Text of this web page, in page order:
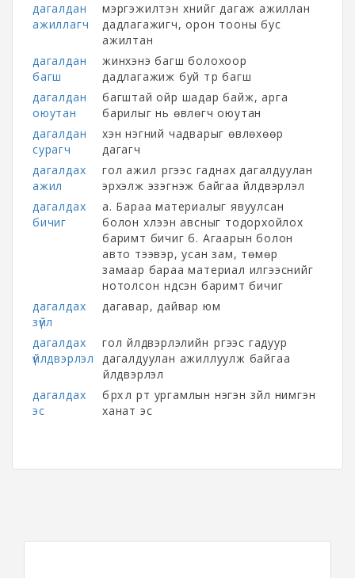
дагалдан
ажиллагч
мэргэжилтэн хүнийг дагаж ажиллан
дадлагажигч, орон тооны бус
ажилтан
дагалдан
багш
жинхэнэ багш болохоор
дадлагажиж буй түр багш
дагалдан
оюутан
багштай ойр шадар байж, арга
барилыг нь өвлөгч оюутан
дагалдан
сурагч
хэн нэгний чадварыг өвлөхөөр
дагагч
дагалдах
ажил
гол ажил үүргээс гаднах дагалдуулан
эрхэлж эзэгнэж байгаа үйлдвэрлэл
дагалдах
бичиг
а. Бараа материалыг явуулсан
болон хүлээн авсныг тодорхойлох
баримт бичиг б. Агаарын болон
авто тээвэр, усан зам, төмөр
замаар бараа материал илгээснийг
нотолсон үндсэн баримт бичиг
дагалдах
зүйл
дагавар, дайвар юм
дагалдах
үйлдвэрлэл
гол үйлдвэрлэлийн үүргээс гадуур
дагалдуулан ажиллуулж байгаа
үйлдвэрлэл
дагалдах
эс
бүрхүүл үрт ургамлын нэгэн зүйл нимгэн
ханат эс